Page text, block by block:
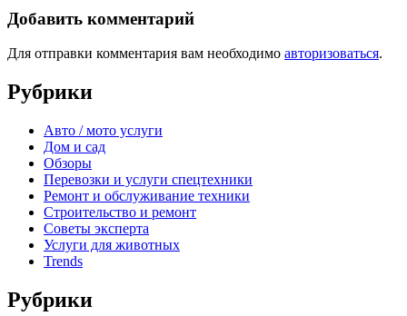
Добавить комментарий
Для отправки комментария вам необходимо авторизоваться.
Рубрики
Авто / мото услуги
Дом и сад
Обзоры
Перевозки и услуги спецтехники
Ремонт и обслуживание техники
Строительство и ремонт
Советы эксперта
Услуги для животных
Trends
Рубрики